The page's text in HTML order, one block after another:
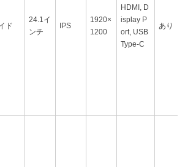
ド
24.1イ
ンチ
IPS
1920×
1200
HDMI, D
isplay P
ort, USB
Type-C
あり